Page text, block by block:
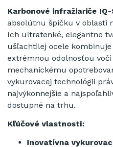
Karbonové infražiariče IQ-
absolútnu špičku v oblasti
Ich ultratenké, elegantne
ušľachtilej ocele
extrémnou odolnosťou
mechanickému
vykurovacej technológii
najvýkonnejšie a
dostupné na trhu.
Kľúčové vlastnosti:
Inovatívna